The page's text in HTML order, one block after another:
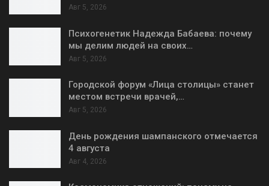
Авг 5, 2026
Психогенетик Надежда Бабаева: почему
мы делим людей на своих…
Авг 5, 2026
Городской форум «Лица столицы» станет
местом встречи врачей,…
Авг 5, 2026
День рождения шампанского отмечается
4 августа
Авг 4, 2026